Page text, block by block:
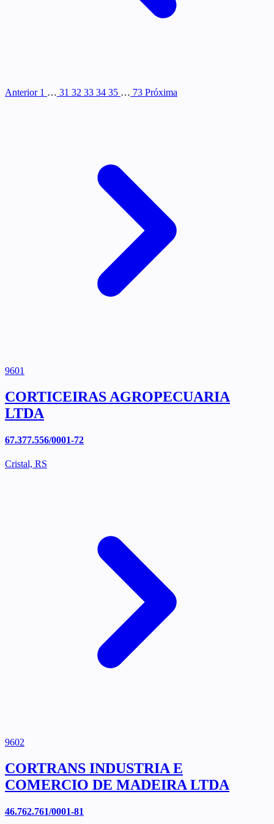
Anterior 1 … 31 32 33 34 35 … 73 Próxima
9601
CORTICEIRAS AGROPECUARIA
LTDA
67.377.556/0001-72
Cristal, RS
9602
CORTRANS INDUSTRIA E
COMERCIO DE MADEIRA LTDA
46.762.761/0001-81